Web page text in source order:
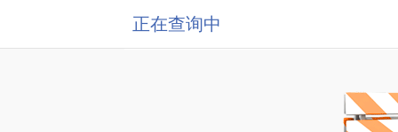
正在查询中